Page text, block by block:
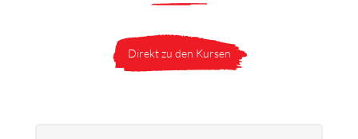
Direkt zu den Kursen